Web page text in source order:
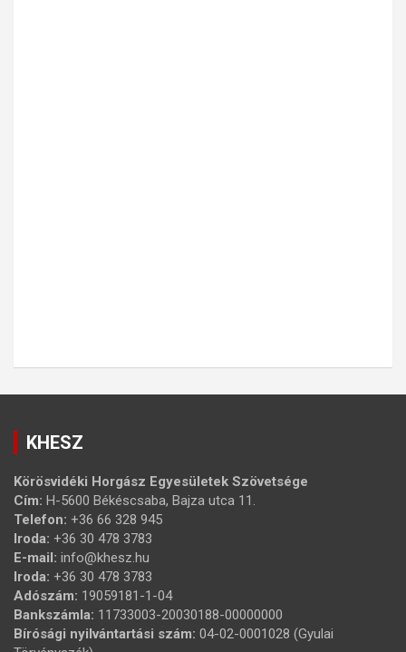
KHESZ
Körösvidéki Horgász Egyesületek Szövetsége
Cím: H-5600 Békéscsaba, Bajza utca 11.
Telefon: +36 66 328 945
Iroda: +36 30 478 3783
E-mail: info@khesz.hu
Iroda: +36 30 478 3783
Adószám: 19059181-1-04
Bankszámla: 11733003-20030188-00000000
Bírósági nyilvántartási szám: 04-02-0001028 (Gyulai